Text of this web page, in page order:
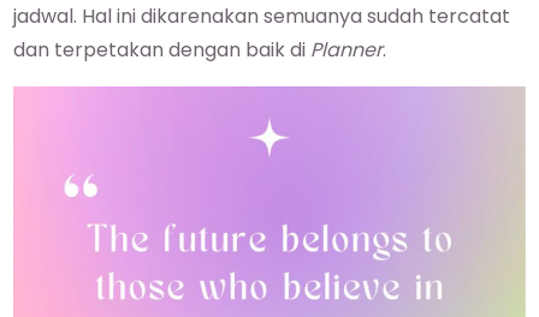
jadwal. Hal ini dikarenakan semuanya sudah tercatat
dan terpetakan dengan baik di Planner.